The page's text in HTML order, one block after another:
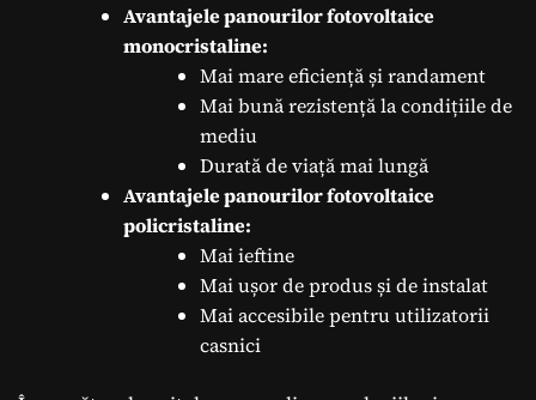
Avantajele panourilor fotovoltaice
monocristaline:
Mai mare eficiență și randament
Mai bună rezistență la condițiile de
mediu
Durată de viață mai lungă
Avantajele panourilor fotovoltaice
policristaline:
Mai ieftine
Mai ușor de produs și de instalat
Mai accesibile pentru utilizatorii
casnici